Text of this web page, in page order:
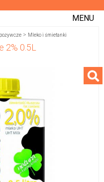
MENU
> Mleko i śmietanki
2% 0.5L